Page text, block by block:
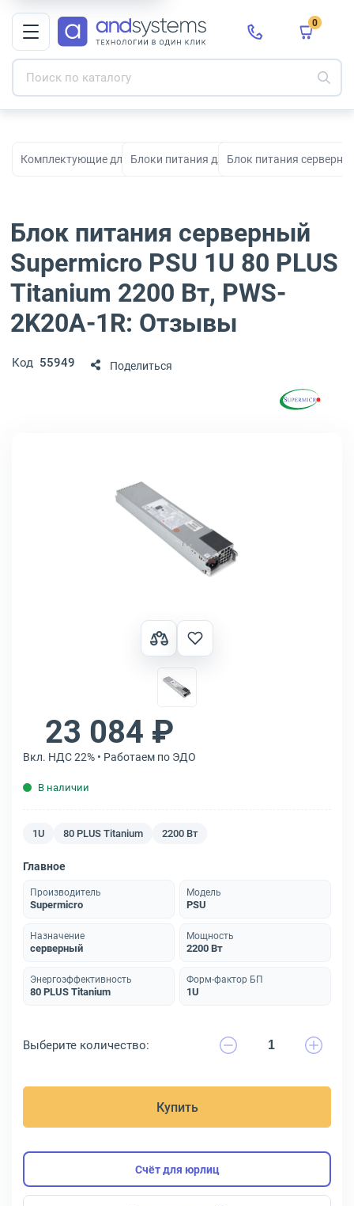
0
Комплектующие для ПК, сборки и модернизации
Блоки питания для компьютеров
Блок питания
Блок питания серверный
Supermicro PSU 1U 80 PLUS
Titanium 2200 Вт, PWS-
2K20A-1R: Отзывы
Код 55949 Поделиться
23 084 ₽
Вкл. НДС 22% • Работаем по ЭДО
В наличии
1U 80 PLUS Titanium 2200 Вт
Главное
Производитель
Supermicro
Модель
PSU
Назначение
серверный
Мощность
2200 Вт
Энергоэффективность
80 PLUS Titanium
Форм-фактор БП
1U
Выберите количество:
Купить
Счёт для юрлиц